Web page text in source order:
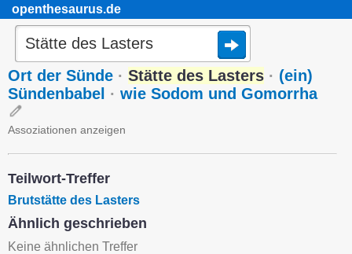
openthesaurus.de
Ort der Sünde · Stätte des Lasters · (ein)
Sündenbabel · wie Sodom und Gomorrha
Assoziationen anzeigen
Teilwort-Treffer
Brutstätte des Lasters
Ähnlich geschrieben
Keine ähnlichen Treffer